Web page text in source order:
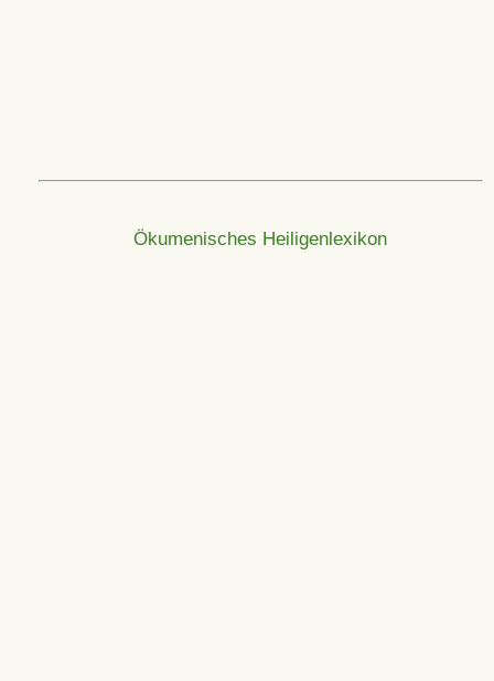
Ökumenisches Heiligenlexikon